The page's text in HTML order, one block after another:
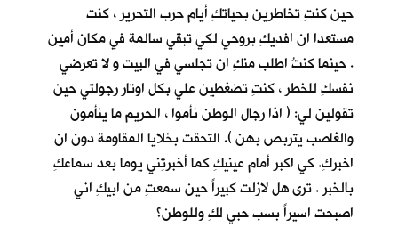
حين كنتِ تخاطرين بحياتكِ أيام حرب التحرير ، كنت
مستعدا ان افديكِ بروحي لكي تبقي سالمة في مكان أمين
. حينما كنتُ اطلب منكِ ان تجلسي في البيت و لا تعرضي
نفسكِ للخطر ، كنتِ تضغطين علي بكل اوتار رجولتي حين
تقولين لي: ( اذا رجال الوطن نأموا ، الحريم ما ينأمون
والغاصب يتربص بهن ). التحقت بخلايا المقاومة دون ان
اخبركِ. كي اكبر أمام عينيكِ كما أخبرتِني يوما بعد سماعكِ
بالخبر . ترى هل لازلت كبيراً حين سمعتِ من ابيكِ اني
اصبحت اسيراً بسب حبي لكِ وللوطن؟